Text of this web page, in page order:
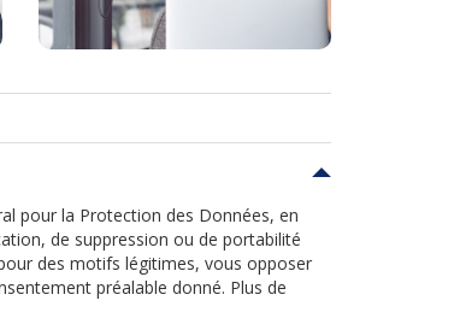
pour la Protection des Données, en
de suppression ou de portabilité
des motifs légitimes, vous opposer
préalable donné. Plus de